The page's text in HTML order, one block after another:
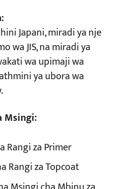
Japani, miradi ya nje
wa JIS, na miradi ya
wa upimaji wa
ya ubora wa
Msingi:
Rangi za Primer
Rangi za Topcoat